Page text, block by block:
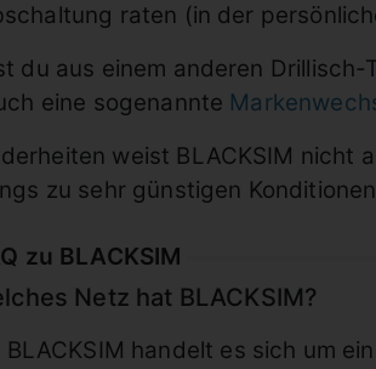
raten (in der
du aus einem anderen
eine sogenannte
weist BLACKSIM nicht
zu sehr günstigen
zu BLACKSIM
Netz hat BLACKSIM?
BLACKSIM handelt es sich um